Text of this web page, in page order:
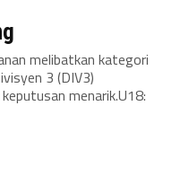
melibatkan kategori
3 (DIV3)
menarik.U18: